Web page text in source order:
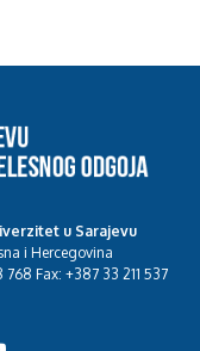
u Sarajevu
i Hercegovina
Fax: +387 33 211 537